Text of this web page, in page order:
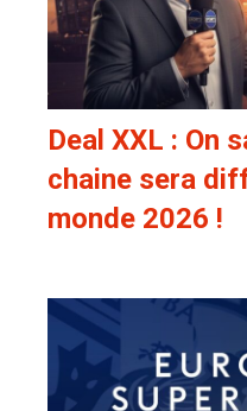
Deal XXL : On
chaine sera
monde 2026 !